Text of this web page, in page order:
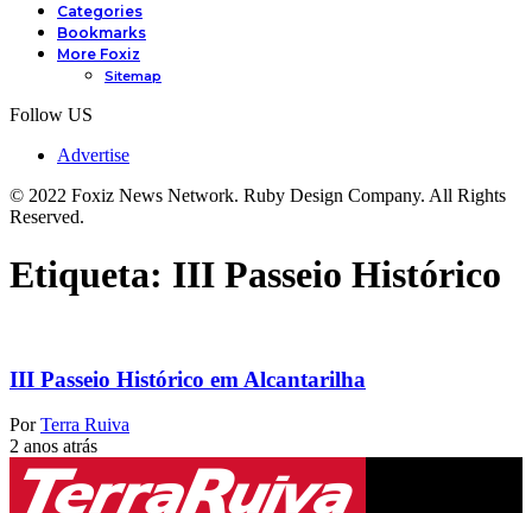
Categories
Bookmarks
More Foxiz
Sitemap
Follow US
Advertise
© 2022 Foxiz News Network. Ruby Design Company. All Rights
Reserved.
Etiqueta: III Passeio Histórico
III Passeio Histórico em Alcantarilha
Por Terra Ruiva
2 anos atrás